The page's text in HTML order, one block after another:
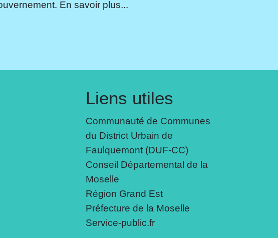
En savoir plus...
Liens utiles
Communauté de Communes
du District Urbain de
Faulquemont (DUF-CC)
Conseil Départemental de la
Moselle
Région Grand Est
Préfecture de la Moselle
Service-public.fr